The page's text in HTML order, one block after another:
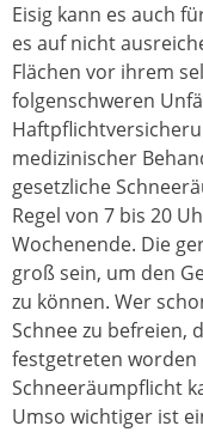
Eisig kann es auch
es auf nicht
Flächen vor ihrem
folgenschweren
medizinischer
gesetzliche
Regel von 7 bis 20
Wochenende. Die
groß sein, um den
zu können. Wer
Schnee zu befreien,
festgetreten worden
Schneeräumpflicht
Umso wichtiger ist